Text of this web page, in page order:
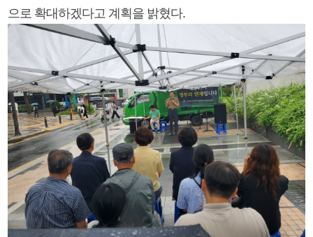
으로 확대하겠다고 계획을 밝혔다.